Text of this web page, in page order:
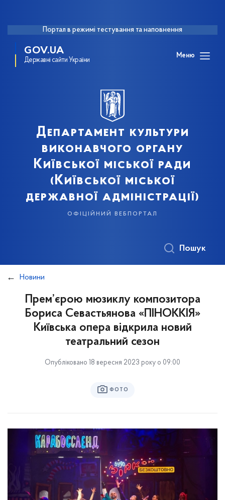
Портал в режимі тестування та наповнення
GOV.UA
Державні сайти України
Меню
Департамент культури
виконавчого органу
Київської міської ради
(Київської міської
державної адміністрації)
офіційний вебпортал
Пошук
Новини
Прем’єрою мюзиклу композитора
Бориса Севастьянова «ПІНОККІЯ»
Київська опера відкрила новий
театральний сезон
Опубліковано 18 вересня 2023 року о 09:00
ФОТО